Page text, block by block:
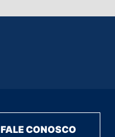
FALE CONOSCO